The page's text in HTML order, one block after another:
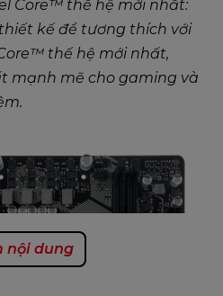
Core™ thế hệ mới nhất:
kế để tương thích với
thế hệ mới nhất,
mạnh mẽ cho gaming và
nội dung